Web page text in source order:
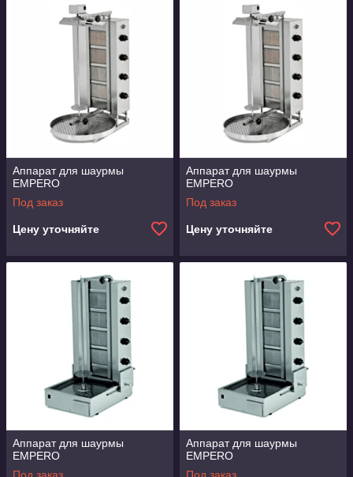
Аппарат для шаурмы
EMPERO
Под заказ
Цену уточняйте
Аппарат для шаурмы
EMPERO
Под заказ
Цену уточняйте
Аппарат для шаурмы
EMPERO
Аппарат для шаурмы
EMPERO